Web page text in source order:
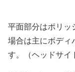
平面部分はポリッ
場合は主にボディ
す。（ヘッドサイ